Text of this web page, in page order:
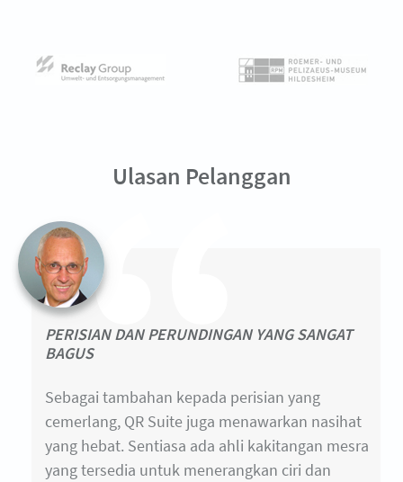
Ulasan Pelanggan
PERISIAN DAN PERUNDINGAN YANG SANGAT
BAGUS
Sebagai tambahan kepada perisian yang
cemerlang, QR Suite juga menawarkan nasihat
yang hebat. Sentiasa ada ahli kakitangan mesra
yang tersedia untuk menerangkan ciri dan